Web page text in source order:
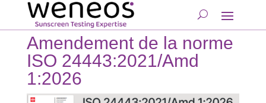
Amendement de la norme
ISO 24443:2021/Amd
1:2026